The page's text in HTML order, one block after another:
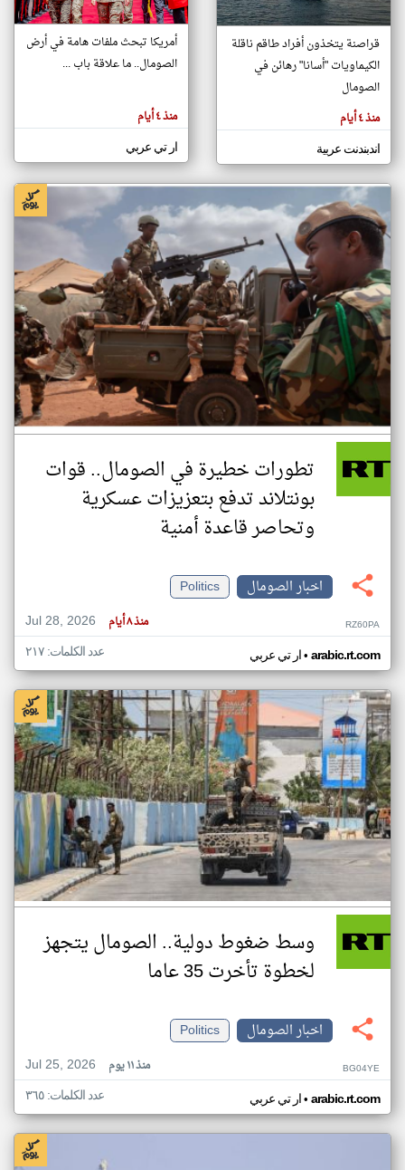
تغيير الدولة
اخبار الصومال على مدار الساعة
أهم اخبار الصومال العاجلة والمباشرة
المقالات
هنا عن
وجهة
كاتبيها.
قراصنة يتخذون أفراد طاقم ناقلة
الكيماويات "أسانا" رهائن في
الصومال
منذ ٤ أيام
اندبندنت عربية
أمريكا تبحث ملفات هامة في أرض
الصومال.. ما علاقة باب ...
منذ ٤ أيام
ار تي عربي
تطورات خطيرة في الصومال.. قوات
بونتلاند تدفع بتعزيزات عسكرية
وتحاصر قاعدة أمنية
اخبار الصومال
Politics
Jul 28, 2026
منذ ٨ أيام RZ60PA
ار تي عربي• arabic.rt.com عدد الكلمات: ٢١٧
وسط ضغوط دولية.. الصومال يتجهز
لخطوة تأخرت 35 عاما
اخبار الصومال
Politics
Jul 25, 2026
منذ ١١ يوم BG04YE
ار تي عربي• arabic.rt.com عدد الكلمات: ٣٦٥
klyoum.com